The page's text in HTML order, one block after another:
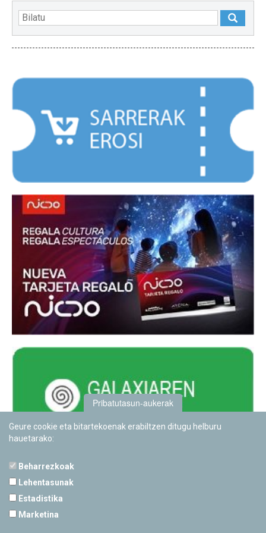
Pribatutasun-aukerak
Geure cookie eta bitartekoenak erabiltzen ditugu helburu
hauetarako:
Beharrezkoak
Lehentasunak
Estadistika
Marketina